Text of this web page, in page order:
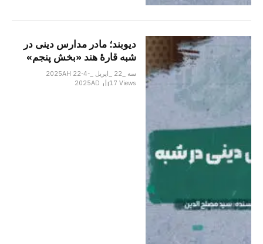
دیوبند؛ مادر مدارس دینی در
شبه قارۀ هند «بخش پنجم»
سه _22 _اپریل _2025AH 22-4-
2025AD
17Views